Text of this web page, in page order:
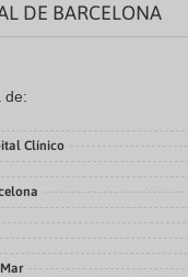
DE BARCELONA
de:
Clínico